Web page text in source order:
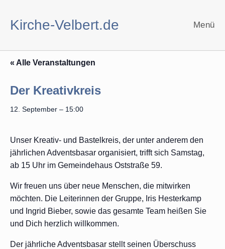
springen
Kirche-Velbert.de Menü
« Alle Veranstaltungen
Der Kreativkreis
12. September – 15:00
Unser Kreativ- und Bastelkreis, der unter anderem den
jährlichen Adventsbasar organisiert, trifft sich Samstag,
ab 15 Uhr im Gemeindehaus Oststraße 59.
Wir freuen uns über neue Menschen, die mitwirken
möchten. Die Leiterinnen der Gruppe, Iris Hesterkamp
und Ingrid Bieber, sowie das gesamte Team heißen Sie
und Dich herzlich willkommen.
Der jährliche Adventsbasar stellt seinen Überschuss